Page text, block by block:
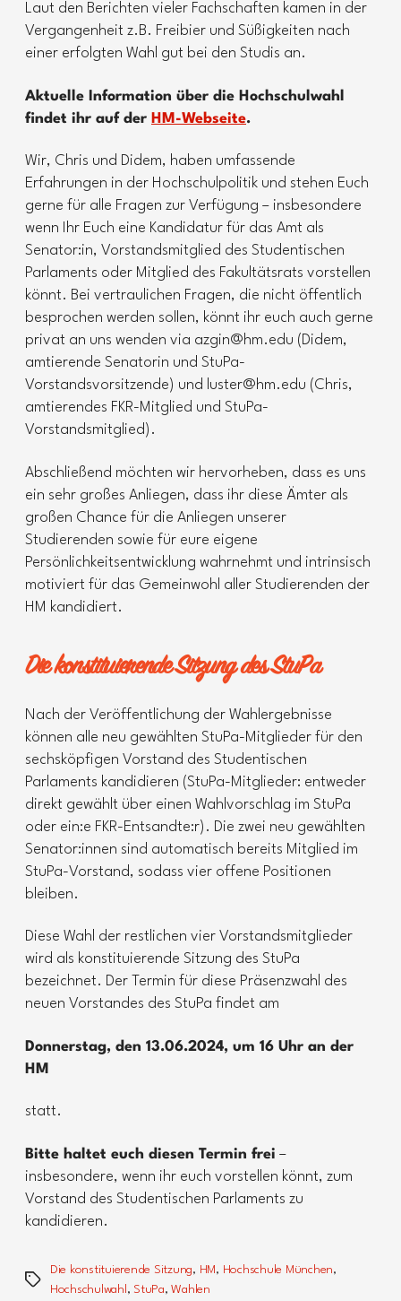
Laut den Berichten vieler Fachschaften kamen in der
Vergangenheit z.B. Freibier und Süßigkeiten nach
einer erfolgten Wahl gut bei den Studis an.
Aktuelle Information über die Hochschulwahl
findet ihr auf der HM-Webseite.
Wir, Chris und Didem, haben umfassende
Erfahrungen in der Hochschulpolitik und stehen Euch
gerne für alle Fragen zur Verfügung – insbesondere
wenn Ihr Euch eine Kandidatur für das Amt als
Senator:in, Vorstandsmitglied des Studentischen
Parlaments oder Mitglied des Fakultätsrats vorstellen
könnt. Bei vertraulichen Fragen, die nicht öffentlich
besprochen werden sollen, könnt ihr euch auch gerne
privat an uns wenden via azgin@hm.edu (Didem,
amtierende Senatorin und StuPa-
Vorstandsvorsitzende) und luster@hm.edu (Chris,
amtierendes FKR-Mitglied und StuPa-
Vorstandsmitglied).
Abschließend möchten wir hervorheben, dass es uns
ein sehr großes Anliegen, dass ihr diese Ämter als
großen Chance für die Anliegen unserer
Studierenden sowie für eure eigene
Persönlichkeitsentwicklung wahrnehmt und intrinsisch
motiviert für das Gemeinwohl aller Studierenden der
HM kandidiert.
Die konstituierende Sitzung des StuPa
Nach der Veröffentlichung der Wahlergebnisse
können alle neu gewählten StuPa-Mitglieder für den
sechsköpfigen Vorstand des Studentischen
Parlaments kandidieren (StuPa-Mitglieder: entweder
direkt gewählt über einen Wahlvorschlag im StuPa
oder ein:e FKR-Entsandte:r). Die zwei neu gewählten
Senator:innen sind automatisch bereits Mitglied im
StuPa-Vorstand, sodass vier offene Positionen
bleiben.
Diese Wahl der restlichen vier Vorstandsmitglieder
wird als konstituierende Sitzung des StuPa
bezeichnet. Der Termin für diese Präsenzwahl des
neuen Vorstandes des StuPa findet am
Donnerstag, den 13.06.2024, um 16 Uhr an der
HM
statt.
Bitte haltet euch diesen Termin frei –
insbesondere, wenn ihr euch vorstellen könnt, zum
Vorstand des Studentischen Parlaments zu
kandidieren.
Schlagwörter
Die konstituierende Sitzung, HM, Hochschule München,
Hochschulwahl , StuPa,Wahlen